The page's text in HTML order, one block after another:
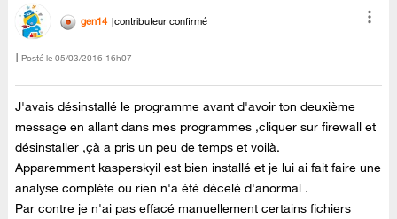
gen14 contributeur confirmé
Posté le ‎05/03/2016 16h07
J'avais désinstallé le programme avant d'avoir ton deuxième
message en allant dans mes programmes ,cliquer sur firewall et
désinstaller ,çà a pris un peu de temps et voilà.
Apparemment kasperskyil est bien installé et je lui ai fait faire une
analyse complète ou rien n'a été décelé d'anormal .
Par contre je n'ai pas effacé manuellement certains fichiers